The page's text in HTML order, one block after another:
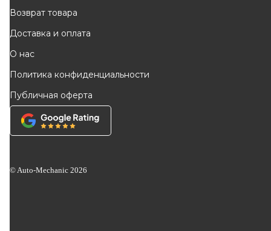
Возврат товара
Доставка и оплата
О нас
Политика конфиденциальности
Публичная оферта
© Auto-Mechanic 2026